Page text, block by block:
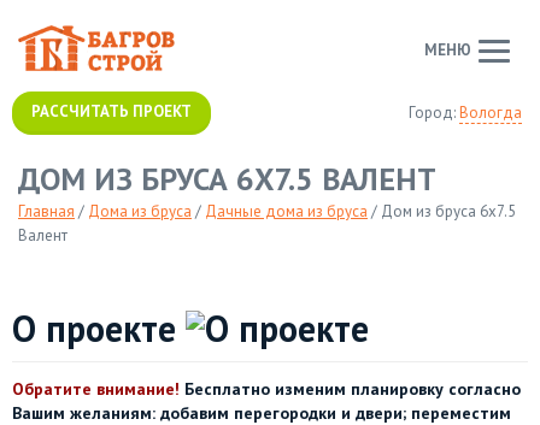
Город:Вологда
РАССЧИТАТЬ ПРОЕКТ
МЕНЮ
ДОМ ИЗ БРУСА 6Х7.5 ВАЛЕНТ
Главная / Дома из бруса / Дачные дома из бруса / Дом из бруса 6х7.5
Валент
О проекте
Обратите внимание! Бесплатно изменим планировку согласно
Вашим желаниям: добавим перегородки и двери; переместим